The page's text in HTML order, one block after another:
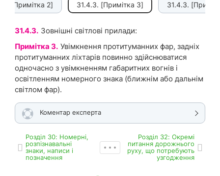
[Примітка 2] 31.4.3. [Примітка 3] 31.4.3.
31.4.3. Зовнішні світлові прилади:
Примітка 3. Увімкнення протитуманних фар, задніх
протитуманних ліхтарів повинно здійснюватися
одночасно з увімкненням габаритних вогнів і
освітленням номерного знака (ближнім або дальнім
світлом фар).
Коментар експерта
Роздiл 30: Номерні,
розпізнавальні
знаки, написи і
позначення
Роздiл 32: Окремі
питання дорожнього
руху, що потребують
узгодження